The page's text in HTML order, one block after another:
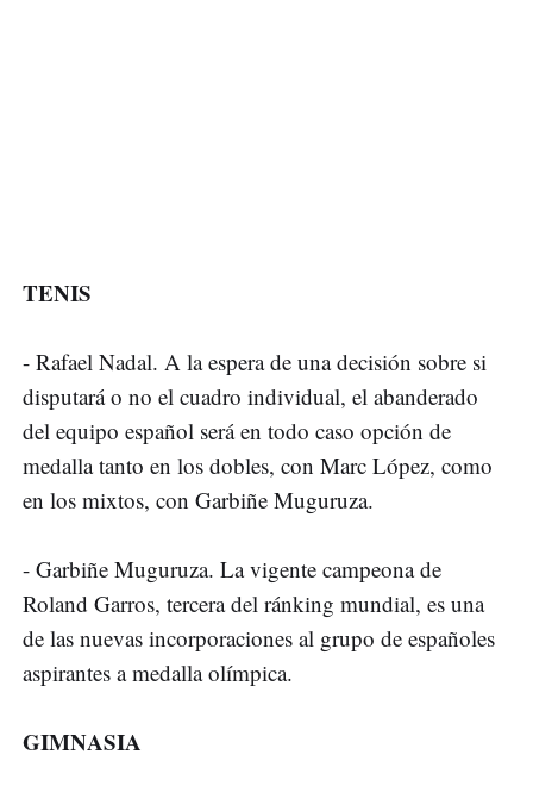
TENIS
- Rafael Nadal. A la espera de una decisión sobre si
disputará o no el cuadro individual, el abanderado
del equipo español será en todo caso opción de
medalla tanto en los dobles, con Marc López, como
en los mixtos, con Garbiñe Muguruza.
- Garbiñe Muguruza. La vigente campeona de
Roland Garros, tercera del ránking mundial, es una
de las nuevas incorporaciones al grupo de españoles
aspirantes a medalla olímpica.
GIMNASIA